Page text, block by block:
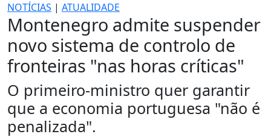
NOTÍCIAS | ATUALIDADE
Montenegro admite suspender
novo sistema de controlo de
fronteiras "nas horas críticas"
O primeiro-ministro quer garantir
que a economia portuguesa "não é
penalizada".